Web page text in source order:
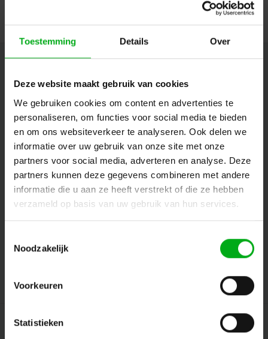
Toestemming Details Over
Deze website maakt gebruik van cookies
We gebruiken cookies om content en advertenties te
personaliseren, om functies voor social media te bieden
en om ons websiteverkeer te analyseren. Ook delen we
informatie over uw gebruik van onze site met onze
partners voor social media, adverteren en analyse. Deze
partners kunnen deze gegevens combineren met andere
informatie die u aan ze heeft verstrekt of die ze hebben
verzameld op basis van uw gebruik van hun services.
Noodzakelijk
Voorkeuren
Statistieken
Contact
Restez informé par mail des dernières nouvelles et des offres sur les
produits
Suivez-nous
Service client